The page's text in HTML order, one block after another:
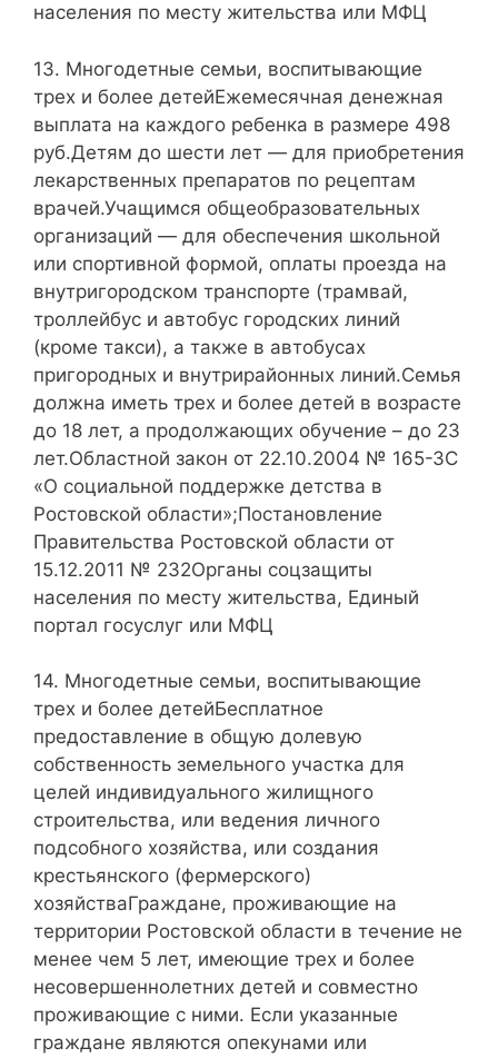
населения по месту жительства или МФЦ
13. Многодетные семьи, воспитывающие
трех и более детейЕжемесячная денежная
выплата на каждого ребенка в размере 498
руб.Детям до шести лет — для приобретения
лекарственных препаратов по рецептам
врачей.Учащимся общеобразовательных
организаций — для обеспечения школьной
или спортивной формой, оплаты проезда на
внутригородском транспорте (трамвай,
троллейбус и автобус городских линий
(кроме такси), а также в автобусах
пригородных и внутрирайонных линий.Семья
должна иметь трех и более детей в возрасте
до 18 лет, а продолжающих обучение – до 23
лет.Областной закон от 22.10.2004 № 165-ЗС
«О социальной поддержке детства в
Ростовской области»;Постановление
Правительства Ростовской области от
15.12.2011 № 232Органы соцзащиты
населения по месту жительства, Единый
портал госуслуг или МФЦ
14. Многодетные семьи, воспитывающие
трех и более детейБесплатное
предоставление в общую долевую
собственность земельного участка для
целей индивидуального жилищного
строительства, или ведения личного
подсобного хозяйства, или создания
крестьянского (фермерского)
хозяйстваГраждане, проживающие на
территории Ростовской области в течение не
менее чем 5 лет, имеющие трех и более
несовершеннолетних детей и совместно
проживающие с ними. Если указанные
граждане являются опекунами или